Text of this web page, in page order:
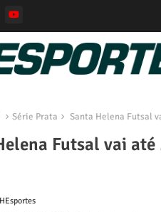
Série Prata Santa Helena Futsal
Futsal vai